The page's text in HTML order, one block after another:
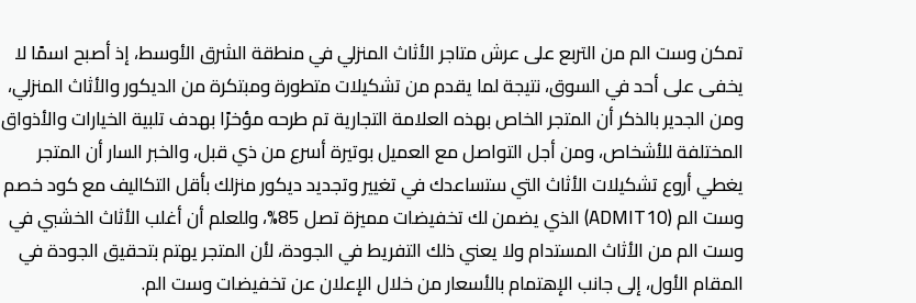
تمكن وست الم من التربع على عرش متاجر الأثاث المنزلي في منطقة الشرق الأوسط، إذ أصبح اسمًا لا
يخفى على أحد في السوق، نتيجة لما يقدم من تشكيلات متطورة ومبتكرة من الديكور والأثاث المنزلي،
ومن الجدير بالذكر أن المتجر الخاص بهذه العلامة التجارية تم طرحه مؤخرًا بهدف تلبية الخيارات والأذواق
المختلفة للأشخاص، ومن أجل التواصل مع العميل بوتيرة أسرع من ذي قبل، والخبر السار أن المتجر
يغطي أروع تشكيلات الأثاث التي ستساعدك في تغيير وتجديد ديكور منزلك بأقل التكاليف مع كود خصم
وست الم (ADMIT10) الذي يضمن لك تخفيضات مميزة تصل 85%، وللعلم أن أغلب الأثاث الخشبي في
وست الم من الأثاث المستدام ولا يعني ذلك التفريط في الجودة، لأن المتجر يهتم بتحقيق الجودة في
المقام الأول، إلى جانب الإهتمام بالأسعار من خلال الإعلان عن تخفيضات وست الم.